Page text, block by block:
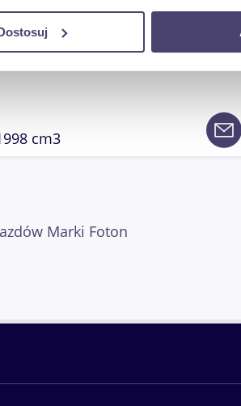
naszej witryny, udostępniamy
159 000 PLN
netto
cm3
Marki Foton